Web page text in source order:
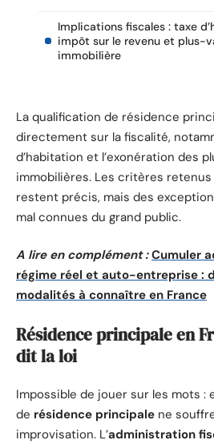
Implications fiscales : taxe
impôt sur le revenu et plus-
immobilière
La qualification de résidence
directement sur la fiscalité,
d’habitation et l’exonération des
immobilières. Les critères retenus
restent précis, mais des
mal connues du grand public.
A lire en complément : Cumuler
régime réel et auto-entreprise :
modalités à connaître en France
Résidence principale en
dit la loi
Impossible de jouer sur les mots :
de résidence principale ne
improvisation. L’administration